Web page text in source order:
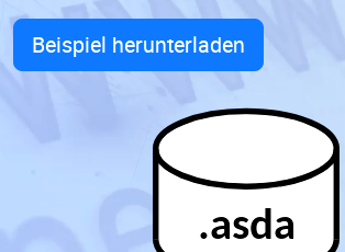
Beispiel herunterladen
.asda